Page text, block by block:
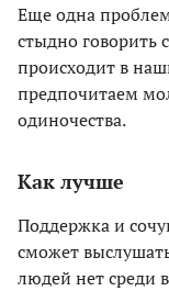
Еще одна
стыдно говорить
происходит в
предпочитаем
одиночества.
Как лучше
Поддержка и
сможет
людей нет среди